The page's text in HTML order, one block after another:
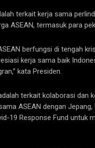
terkait kerja sama
ASEAN, termasuk para
berfungsi di tengah
kerja sama baik
kata Presiden.
terkait kolaborasi dan
ASEAN dengan
19 Response Fund untuk